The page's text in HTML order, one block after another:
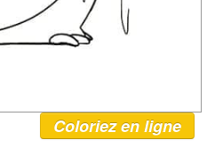
Coloriez en ligne